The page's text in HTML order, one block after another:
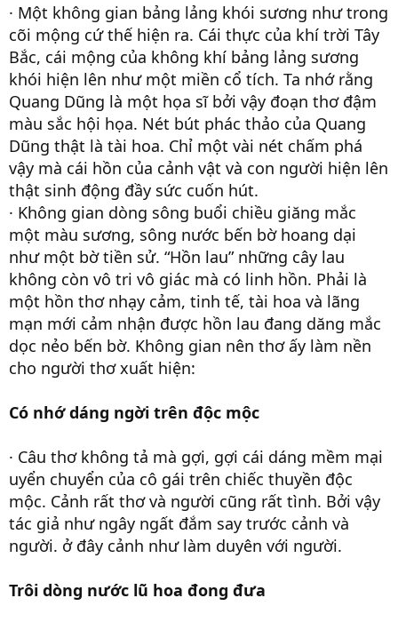
· Một không gian bảng lảng khói sương như trong
cõi mộng cứ thế hiện ra. Cái thực của khí trời Tây
Bắc, cái mộng của không khí bảng lảng sương
khói hiện lên như một miền cổ tích. Ta nhớ rằng
Quang Dũng là một họa sĩ bởi vậy đoạn thơ đậm
màu sắc hội họa. Nét bút phác thảo của Quang
Dũng thật là tài hoa. Chỉ một vài nét chấm phá
vậy mà cái hồn của cảnh vật và con người hiện lên
thật sinh động đầy sức cuốn hút.
· Không gian dòng sông buổi chiều giăng mắc
một màu sương, sông nước bến bờ hoang dại
như một bờ tiền sử. “Hồn lau” những cây lau
không còn vô tri vô giác mà có linh hồn. Phải là
một hồn thơ nhạy cảm, tinh tế, tài hoa và lãng
mạn mới cảm nhận được hồn lau đang dăng mắc
dọc nẻo bến bờ. Không gian nên thơ ấy làm nền
cho người thơ xuất hiện:
Có nhớ dáng ngời trên độc mộc
· Câu thơ không tả mà gợi, gợi cái dáng mềm mại
uyển chuyển của cô gái trên chiếc thuyền độc
mộc. Cảnh rất thơ và người cũng rất tình. Bởi vậy
tác giả như ngây ngất đắm say trước cảnh và
người. ở đây cảnh như làm duyên với người.
Trôi dòng nước lũ hoa đong đưa